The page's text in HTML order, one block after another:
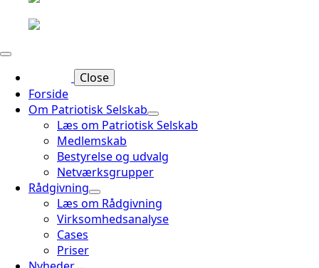
Close
Forside
Om Patriotisk Selskab
Læs om Patriotisk Selskab
Medlemskab
Bestyrelse og udvalg
Netværksgrupper
Rådgivning
Læs om Rådgivning
Virksomhedsanalyse
Cases
Priser